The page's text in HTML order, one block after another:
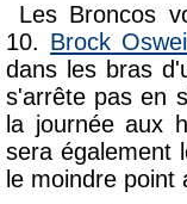
Les Broncos
10. Brock
dans les bras
s'arrête pas en
la journée aux
sera également
le moindre